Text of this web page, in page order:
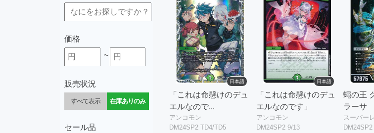
価格
~
販売状況
すべて表示 在庫ありのみ
セール品
日本語
「これは命懸けのデュ
エルなので...
アンコモン
DM24SP2 TD4/TD5
日本語
「これは命懸けのデュ
エルなのです」
アンコモン
DM24SP2 9/13
蠅の王
ラーサ
スーパー